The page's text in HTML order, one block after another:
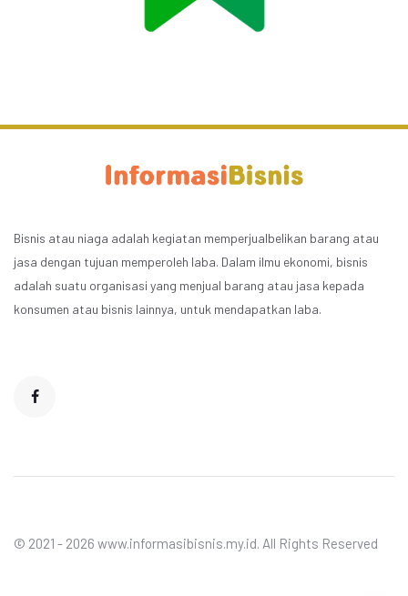
Bisnis atau niaga adalah kegiatan memperjualbelikan barang atau
jasa dengan tujuan memperoleh laba. Dalam ilmu ekonomi, bisnis
adalah suatu organisasi yang menjual barang atau jasa kepada
konsumen atau bisnis lainnya, untuk mendapatkan laba.
© 2021 - 2026 www.informasibisnis.my.id. All Rights Reserved